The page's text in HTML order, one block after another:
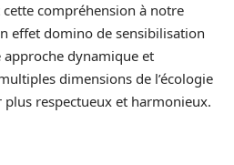
compréhension à notre
effet domino de sensibilisation
approche dynamique et
dimensions de l’écologie
respectueux et harmonieux.